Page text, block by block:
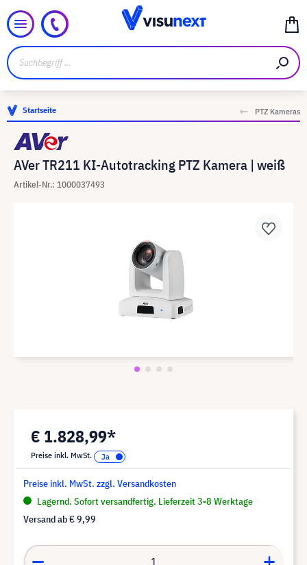
Startseite PTZ Kameras
AVer TR211 KI-Autotracking PTZ Kamera | weiß
Artikel-Nr.: 1000037493
€ 1.828,99*
Preise inkl. MwSt.
Preise inkl. MwSt. zzgl. Versandkosten
Lagernd. Sofort versandfertig. Lieferzeit 3-8 Werktage
Versand ab€ 9,99